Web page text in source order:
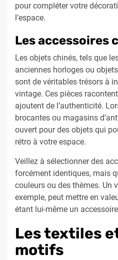
pour compléter votre
l’espace.
Les accessoires
Les objets chinés, tels que
anciennes horloges ou
sont de véritables trésors à
vintage. Ces pièces
ajoutent de l’authenticité.
brocantes ou magasins
ouvert pour des objets qui
rétro à votre espace.
Veillez à sélectionner des
forcément identiques, mais
couleurs ou des thèmes. Un
exemple, peut mettre en
étant lui-même un
Les textiles
motifs